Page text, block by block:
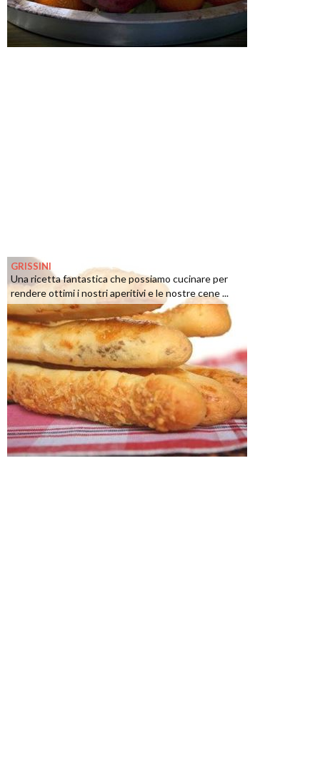
GRISSINI
Una ricetta fantastica che possiamo cucinare per
rendere ottimi i nostri aperitivi e le nostre cene ...